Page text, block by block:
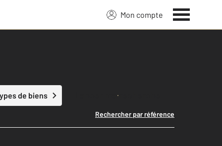
Mon compte
de biens Lancer ma recherche
Rechercher par référence